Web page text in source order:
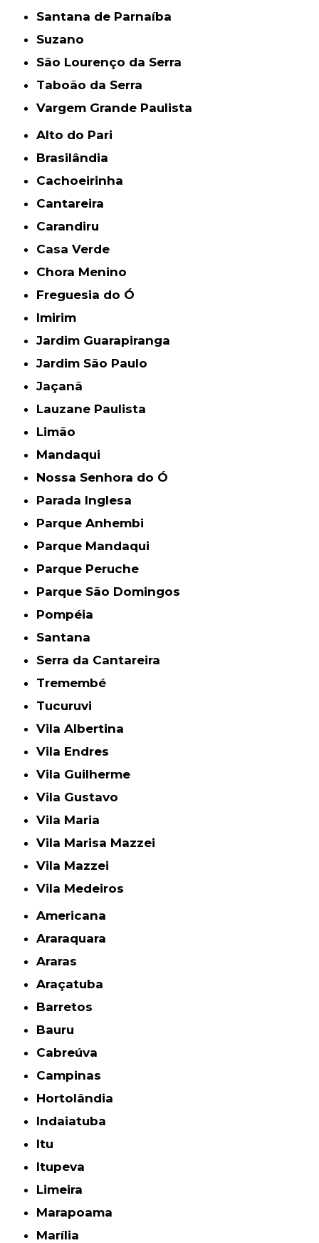
Santana de Parnaíba
Suzano
São Lourenço da Serra
Taboão da Serra
Vargem Grande Paulista
Alto do Pari
Brasilândia
Cachoeirinha
Cantareira
Carandiru
Casa Verde
Chora Menino
Freguesia do Ó
Imirim
Jardim Guarapiranga
Jardim São Paulo
Jaçanã
Lauzane Paulista
Limão
Mandaqui
Nossa Senhora do Ó
Parada Inglesa
Parque Anhembi
Parque Mandaqui
Parque Peruche
Parque São Domingos
Pompéia
Santana
Serra da Cantareira
Tremembé
Tucuruvi
Vila Albertina
Vila Endres
Vila Guilherme
Vila Gustavo
Vila Maria
Vila Marisa Mazzei
Vila Mazzei
Vila Medeiros
Americana
Araraquara
Araras
Araçatuba
Barretos
Bauru
Cabreúva
Campinas
Hortolândia
Indaiatuba
Itu
Itupeva
Limeira
Marapoama
Marília